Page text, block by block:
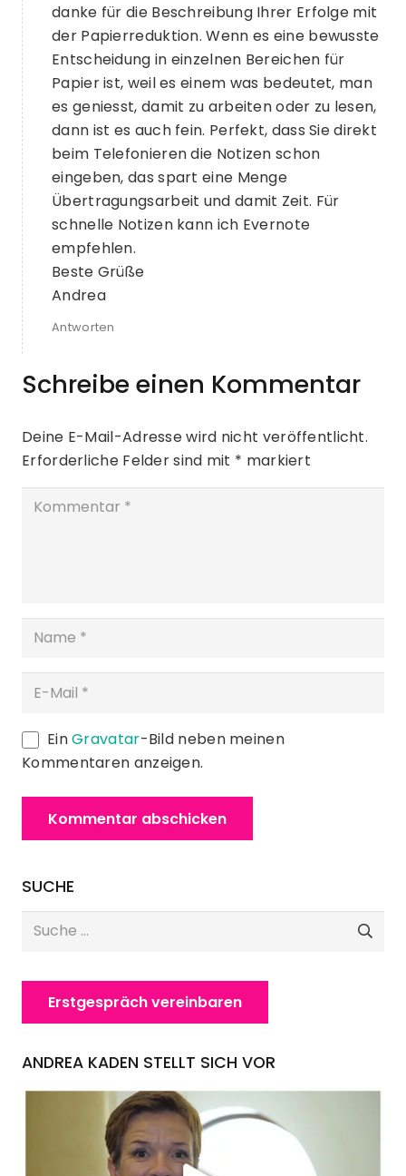
danke für die Beschreibung Ihrer Erfolge mit
der Papierreduktion. Wenn es eine bewusste
Entscheidung in einzelnen Bereichen für
Papier ist, weil es einem was bedeutet, man
es geniesst, damit zu arbeiten oder zu lesen,
dann ist es auch fein. Perfekt, dass Sie direkt
beim Telefonieren die Notizen schon
eingeben, das spart eine Menge
Übertragungsarbeit und damit Zeit. Für
schnelle Notizen kann ich Evernote
empfehlen.
Beste Grüße
Andrea
Antworten
Schreibe einen Kommentar
Deine E-Mail-Adresse wird nicht veröffentlicht.
Erforderliche Felder sind mit * markiert
EinGravatar-Bild neben meinen
Kommentaren anzeigen.
Kommentar abschicken
SUCHE
Suche
Erstgespräch vereinbaren
ANDREA KADEN STELLT SICH VOR